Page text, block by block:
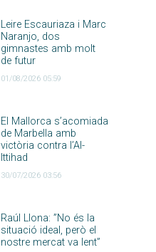
Leire Escauriaza i Marc
Naranjo, dos
gimnastes amb molt
de futur
01/08/2026 05:59
El Mallorca s’acomiada
de Marbella amb
victòria contra l’Al-
Ittihad
30/07/2026 03:56
Raúl Llona: ”No és la
situació ideal, però el
nostre mercat va lent”